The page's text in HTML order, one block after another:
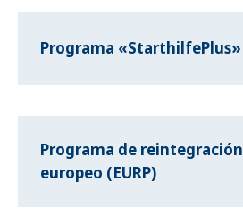
Programa «StarthilfePlus»
Programa de reintegración
europeo (EURP)